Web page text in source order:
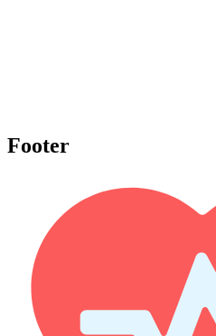
Footer